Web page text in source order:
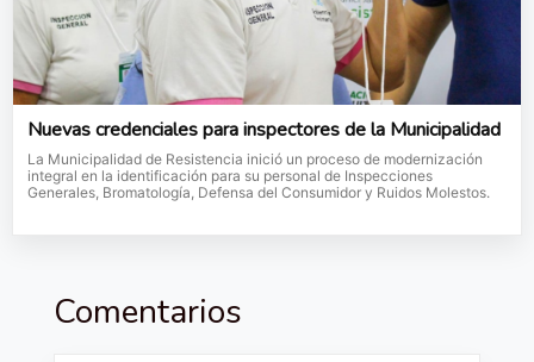
Nuevas credenciales para inspectores de la Municipalidad
La Municipalidad de Resistencia inició un proceso de modernización
integral en la identificación para su personal de Inspecciones
Generales, Bromatología, Defensa del Consumidor y Ruidos Molestos.
Comentarios